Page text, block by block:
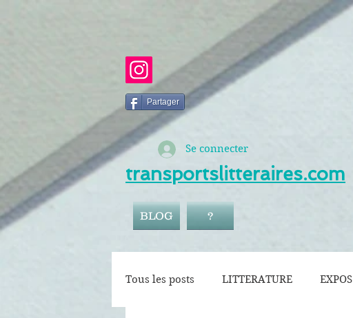
Partager
Se connecter
transportslitteraires.com
BLOG ?
Tous les posts LITTERATURE EXPOS